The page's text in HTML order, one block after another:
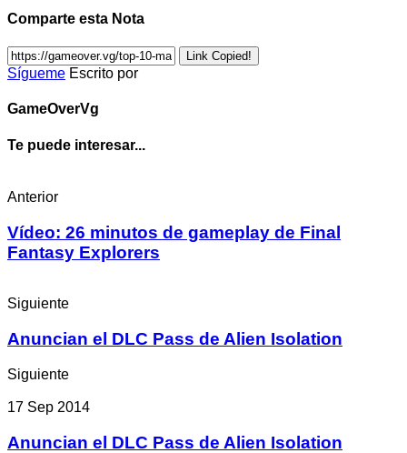
Comparte esta Nota
Link Copied!
Sígueme Escrito por
GameOverVg
Te puede interesar...
Anterior
Vídeo: 26 minutos de gameplay de Final
Fantasy Explorers
Siguiente
Anuncian el DLC Pass de Alien Isolation
Siguiente
17 Sep 2014
Anuncian el DLC Pass de Alien Isolation